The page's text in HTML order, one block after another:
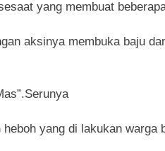
yang membuat
aksinya membuka baju
yang di lakukan